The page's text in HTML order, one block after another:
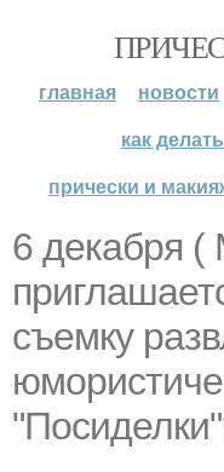
главная новости
как
прически и
6 декабря (
съемку